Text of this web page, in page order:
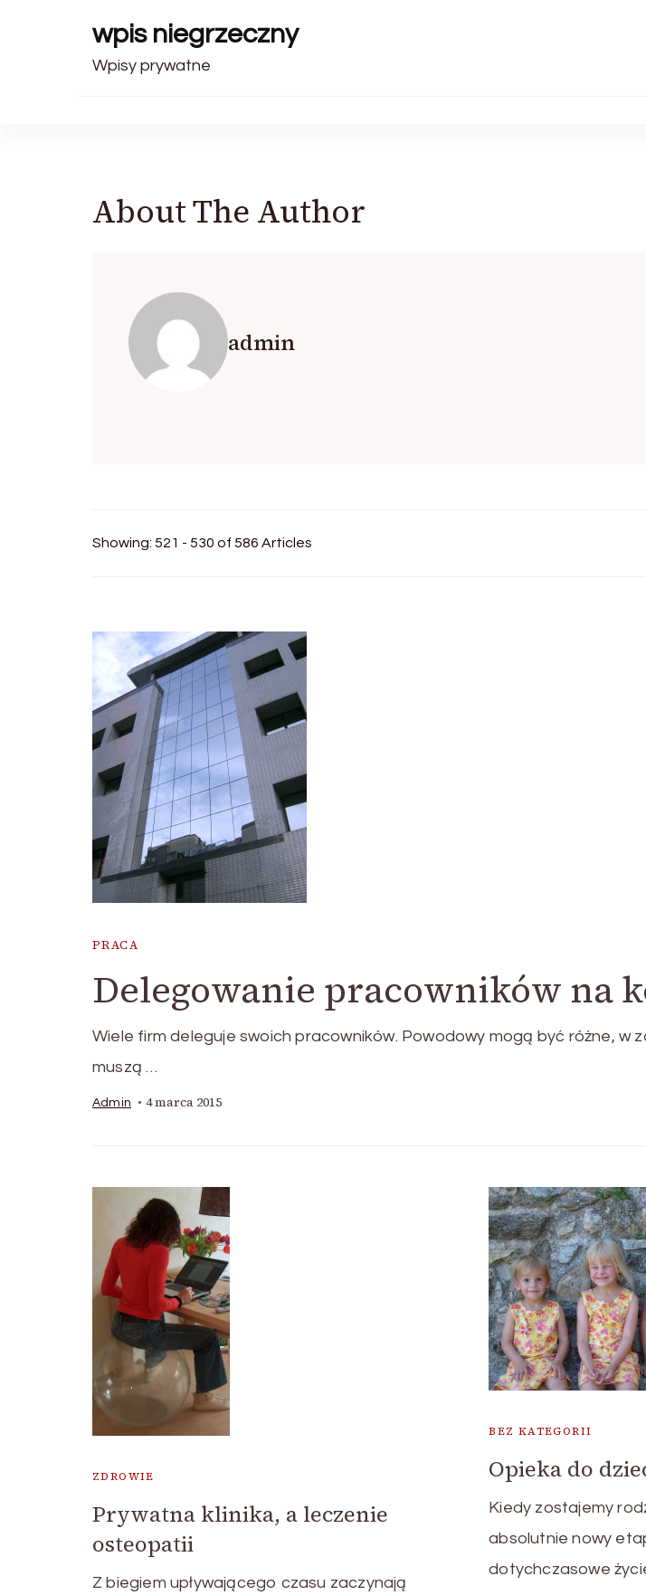
wpis niegrzeczny
Wpisy prywatne
About The Author
admin
Showing: 521 - 530 of 586 Articles
PRACA
Delegowanie pracowników na
Wiele firm deleguje swoich pracowników. Powodowy mogą być różne, w
muszą …
Admin 4 marca 2015
ZDROWIE
Prywatna klinika, a leczenie
osteopatii
Z biegiem upływającego czasu zaczynają
BEZ KATEGORII
Opieka do
Kiedy zostajemy
absolutnie nowy
dotychczasowe